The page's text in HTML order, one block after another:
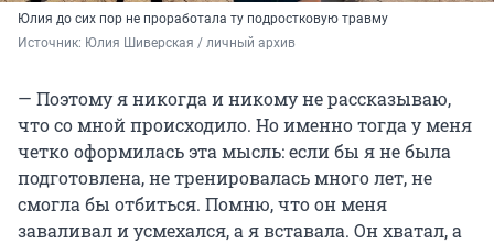
Юлия до сих пор не проработала ту подростковую травму
Источник: Юлия Шиверская / личный архив
— Поэтому я никогда и никому не рассказываю,
что со мной происходило. Но именно тогда у меня
четко оформилась эта мысль: если бы я не была
подготовлена, не тренировалась много лет, не
смогла бы отбиться. Помню, что он меня
заваливал и усмехался, а я вставала. Он хватал, а